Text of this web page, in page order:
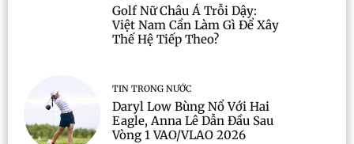
Golf Nữ Châu Á Trỗi Dậy:
Việt Nam Cần Làm Gì Để Xây
Thế Hệ Tiếp Theo?
TIN TRONG NƯỚC
Daryl Low Bùng Nổ Với Hai
Eagle, Anna Lê Dẫn Đầu Sau
Vòng 1 VAO/VLAO 2026